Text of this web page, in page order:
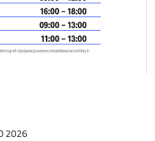
2026